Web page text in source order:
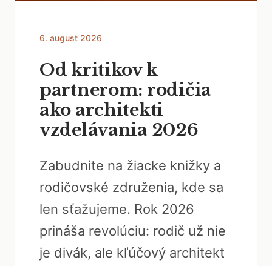
6. august 2026
Od kritikov k
partnerom: rodičia
ako architekti
vzdelávania 2026
Zabudnite na žiacke knižky a
rodičovské združenia, kde sa
len sťažujeme. Rok 2026
prináša revolúciu: rodič už nie
je divák, ale kľúčový architekt